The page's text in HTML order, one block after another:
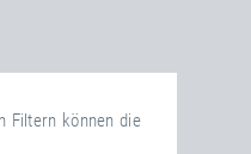
Filtern können die